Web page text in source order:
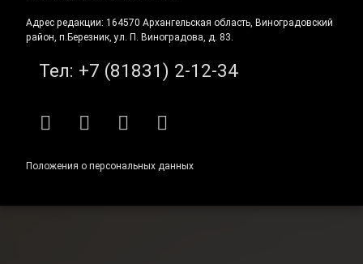
Адрес редакции: 164570 Архангельская область, Виноградовский
район, п.Березник, ул. П. Виноградова, д. 83.
Тел: +7 (81831) 2-12-34
RSS E-mailВКонтакте
Telegram
Положения о персональных данных